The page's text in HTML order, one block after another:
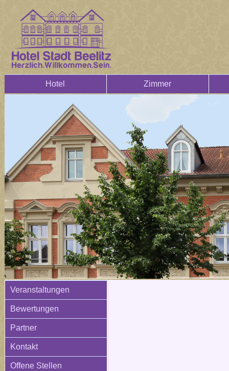
Hotel Zimmer
Veranstaltungen
Bewertungen
Partner
Kontakt
Offene Stellen